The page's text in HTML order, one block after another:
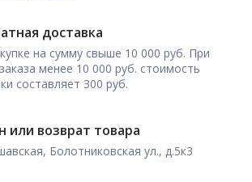
доставка
на сумму свыше 10 000 руб. При
менее 10 000 руб. стоимость
составляет 300 руб.
или возврат товара
Болотниковская ул., д.5к3